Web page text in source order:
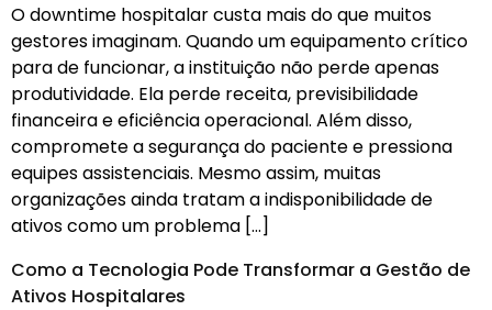
O downtime hospitalar custa mais do que muitos
gestores imaginam. Quando um equipamento crítico
para de funcionar, a instituição não perde apenas
produtividade. Ela perde receita, previsibilidade
financeira e eficiência operacional. Além disso,
compromete a segurança do paciente e pressiona
equipes assistenciais. Mesmo assim, muitas
organizações ainda tratam a indisponibilidade de
ativos como um problema […]
Como a Tecnologia Pode Transformar a Gestão de
Ativos Hospitalares